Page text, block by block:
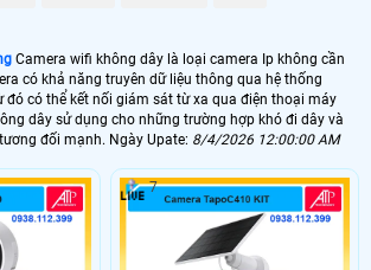
Giá Rẻ
Trời
Minh
Ngoài Trời
Camera wifi không dây là loại camera Ip không cần
có khả năng truyên dữ liệu thông qua hệ thống
có thể kết nối giám sát từ xa qua điện thoại máy
dây sử dụng cho những trường hợp khó đi dây và
đối mạnh. Ngày Upate: 8/4/2026 12:00:00 AM
7